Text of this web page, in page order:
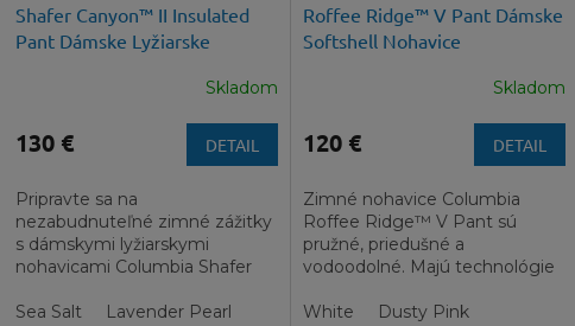
Shafer Canyon™ II Insulated
Pant Dámske Lyžiarske
Skladom
130 € DETAIL
Pripravte sa na
nezabudnuteľné zimné zážitky
s dámskymi lyžiarskymi
nohavicami Columbia Shafer
Sea Salt
Lavender Pearl
Roffee Ridge™ V Pant Dámske
Softshell Nohavice
Skladom
120 € DETAIL
Zimné nohavice Columbia
Roffee Ridge™ V Pant sú
pružné, priedušné a
vodoodolné. Majú technológie
Sú ideálne na...
White Dusty Pink